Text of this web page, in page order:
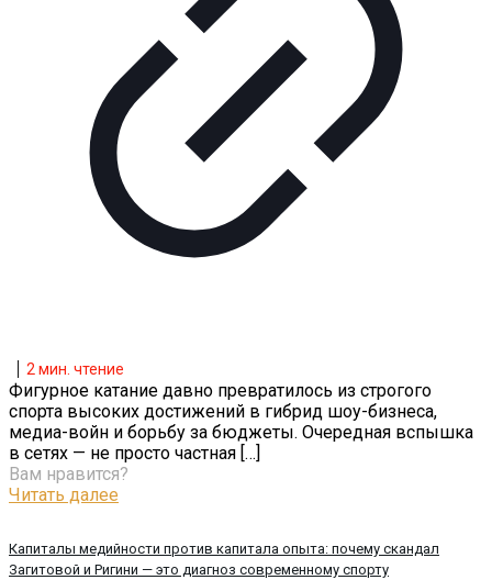
Капиталы медийности против капитала опыта: почему скандал
Загитовой и Ригини — это диагноз современному спорту
2 мин. чтение
Фигурное катание давно превратилось из строгого
спорта высоких достижений в гибрид шоу-бизнеса,
медиа-войн и борьбу за бюджеты. Очередная вспышка
в сетях — не просто частная […]
Вам нравится?
Читать далее